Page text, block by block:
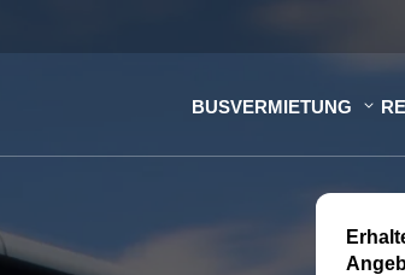
BUSVERMIETUNG